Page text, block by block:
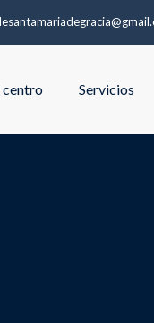
centro Servicios